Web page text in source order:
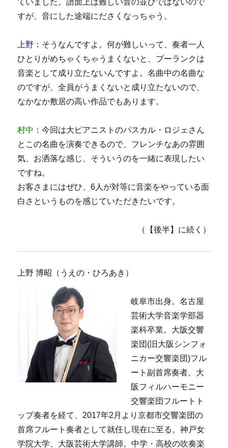
ていました。譜面上は難しい音の並びではないので
すが、音にした途端にださくなっちゃう。
上野 ：そうなんですよ。何が難しいって、奏者一人
ひとりがめちゃくちゃうまくないと、プーランクは
音楽として成り立たないんですよ。名曲中の名曲な
のですが、全員がうまくないと成り立たないので、
なかなか敷居の高い作品でもあります。
村中 ：今回は大ピアニストのパスカル・ロジェさん
とこの名曲を演奏できるので、フレンチなあの雰囲
気、お洒落な感じ、そういうのを一緒に表現したい
ですね。
お客さまにはぜひ、6人が対等に音楽をやっている面
白さというものを感じていただきたいです。
（【後半】に続く）
上野 博昭（うえの・ひろあき）
岐阜市出身。名古屋
芸術大学音楽学部器
楽科卒業。大阪交響
楽団(旧大阪シンフォ
ニカー交響楽団)フル
ート副首席奏者、大
阪フィルハーモニー
交響楽団フルートト
ップ奏者を経て、2017年2月より京都市交響楽団の
首席フルート奏者として就任し現在に至る。神戸女
学院大学、大阪芸術大学講師。中学・高校の吹奏楽